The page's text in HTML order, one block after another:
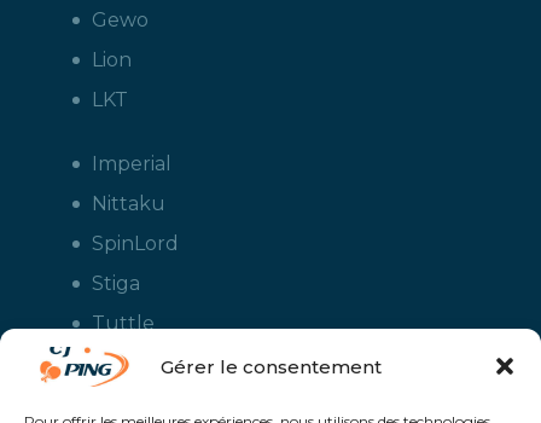
Gérer le consentement
Gewo
Lion
LKT
Imperial
Nittaku
SpinLord
Stiga
Tuttle
Xiom